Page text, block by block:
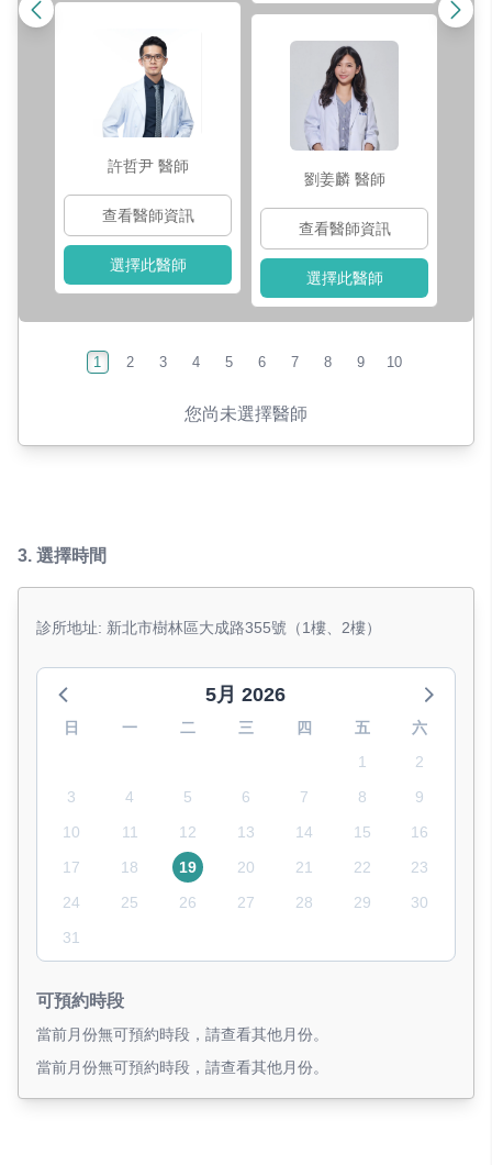
許哲尹 醫師
查看醫師資訊
選擇此醫師
劉姜麟 醫師
查看醫師資訊
選擇此醫師
1 2 3 4 5 6 7 8 9 10
您尚未選擇醫師
3. 選擇時間
診所地址: 新北市樹林區大成路355號（1樓、2樓）
5月 2026
日 一 二 三 四 五
六
1
2
3
4 5 6 7 8
9
10
11 12 13 14 15
16
17
18 19 20 21 22
23
24
25 26 27 28 29
30
31
可預約時段
當前月份無可預約時段，請查看其他月份。
當前月份無可預約時段，請查看其他月份。